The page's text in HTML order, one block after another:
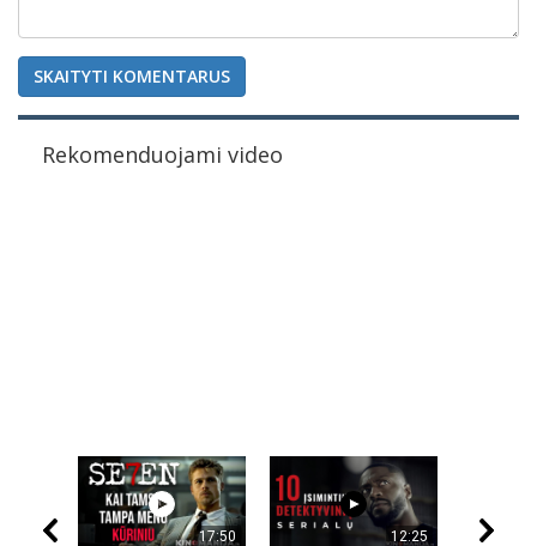
SKAITYTI KOMENTARUS
Rekomenduojami video
17:50 12:25